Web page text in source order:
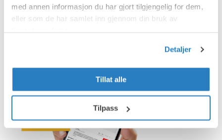
med annen informasjon du har gjort tilgjengelig for dem,
eller som de har samlet inn gjennom din bruk av
Detaljer
Tillat alle
Tilpass
Annonser